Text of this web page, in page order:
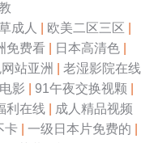
成人 欧美二区三区
免费看 日本高清色
站亚洲
老湿影院在线
影 91午夜交换视颗
利在线
成人精品视频
卡 一级日本片免费的